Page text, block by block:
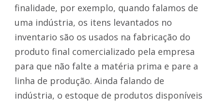
finalidade, por exemplo, quando falamos de
uma indústria, os itens levantados no
inventario são os usados na fabricação do
produto final comercializado pela empresa
para que não falte a matéria prima e pare a
linha de produção. Ainda falando de
indústria, o estoque de produtos disponíveis